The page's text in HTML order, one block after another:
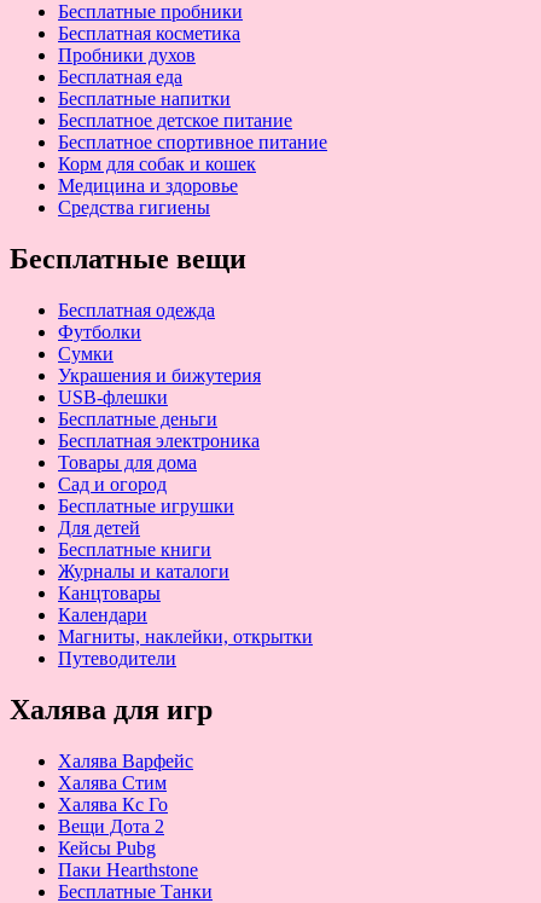
Бесплатные пробники
Бесплатная косметика
Пробники духов
Бесплатная еда
Бесплатные напитки
Бесплатное детское питание
Бесплатное спортивное питание
Корм для собак и кошек
Медицина и здоровье
Средства гигиены
Бесплатные вещи
Бесплатная одежда
Футболки
Сумки
Украшения и бижутерия
USB-флешки
Бесплатные деньги
Бесплатная электроника
Товары для дома
Сад и огород
Бесплатные игрушки
Для детей
Бесплатные книги
Журналы и каталоги
Канцтовары
Календари
Магниты, наклейки, открытки
Путеводители
Халява для игр
Халява Варфейс
Халява Стим
Халява Кс Го
Вещи Дота 2
Кейсы Pubg
Паки Hearthstone
Бесплатные Танки